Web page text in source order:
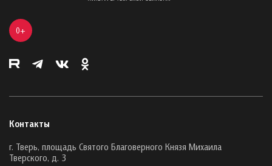
0+
Контакты
г. Тверь, площадь Святого Благоверного Князя Михаила
Тверского, д. 3